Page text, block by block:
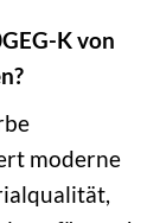
K von
moderne